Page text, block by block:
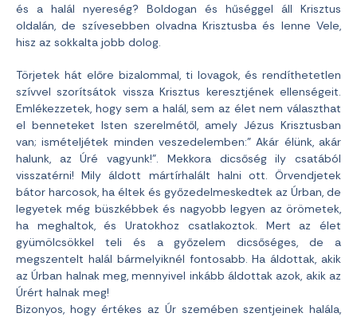
és a halál nyereség? Boldogan és hűséggel áll Krisztus
oldalán, de szívesebben olvadna Krisztusba és lenne Vele,
hisz az sokkalta jobb dolog.
Törjetek hát előre bizalommal, ti lovagok, és rendíthetetlen
szívvel szorítsátok vissza Krisztus keresztjének ellenségeit.
Emlékezzetek, hogy sem a halál, sem az élet nem választhat
el benneteket Isten szerelmétől, amely Jézus Krisztusban
van; ismételjétek minden veszedelemben:” Akár élünk, akár
halunk, az Úré vagyunk!”. Mekkora dicsőség ily csatából
visszatérni! Mily áldott mártírhalált halni ott. Örvendjetek
bátor harcosok, ha éltek és győzedelmeskedtek az Úrban, de
legyetek még büszkébbek és nagyobb legyen az örömetek,
ha meghaltok, és Uratokhoz csatlakoztok. Mert az élet
gyümölcsökkel teli és a győzelem dicsőséges, de a
megszentelt halál bármelyiknél fontosabb. Ha áldottak, akik
az Úrban halnak meg, mennyivel inkább áldottak azok, akik az
Úrért halnak meg!
Bizonyos, hogy értékes az Úr szemében szentjeinek halála,